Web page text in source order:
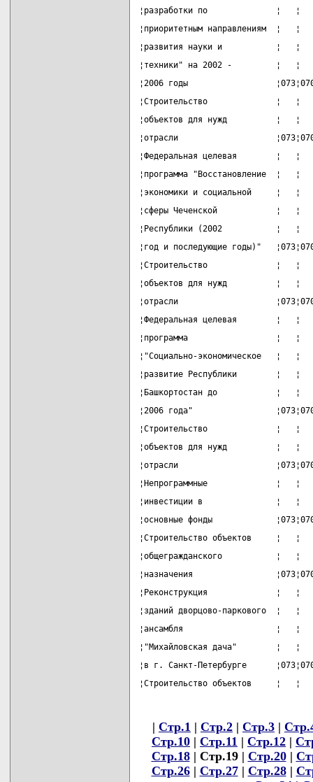
¦разработки по              ¦
¦приоритетным
¦развития науки и           ¦
¦техники" на 2002 -         ¦
¦2006 годы
¦Строительство              ¦
¦объектов для нужд
¦отрасли
¦Федеральная целевая
¦программа
¦экономики и социальной
¦сферы Чеченской            ¦
¦Республики (2002           ¦
¦год и последующие годы)"
¦Строительство              ¦
¦объектов для нужд
¦отрасли
¦Федеральная целевая
¦программа                  ¦
¦"Социально-экономическое
¦развитие Республики
¦Башкортостан до            ¦
¦2006 года"
¦Строительство              ¦
¦объектов для нужд
¦отрасли
¦Непрограммные              ¦
¦инвестиции в               ¦
¦основные фонды
¦Строительство объектов
¦общегражданского
¦назначения
¦Реконструкция              ¦
¦зданий дворцово-
¦ансамбля                   ¦
¦"Михайловская дача"
¦в г. Санкт-Петербурге
¦Строительство объектов
| Стр.1 | Стр.2 | Стр.3 |
Стр.10 | Стр.11 | Стр.12 |
Стр.18| Стр.19 | Стр.20|
Стр.26| Стр.27| Стр.28|